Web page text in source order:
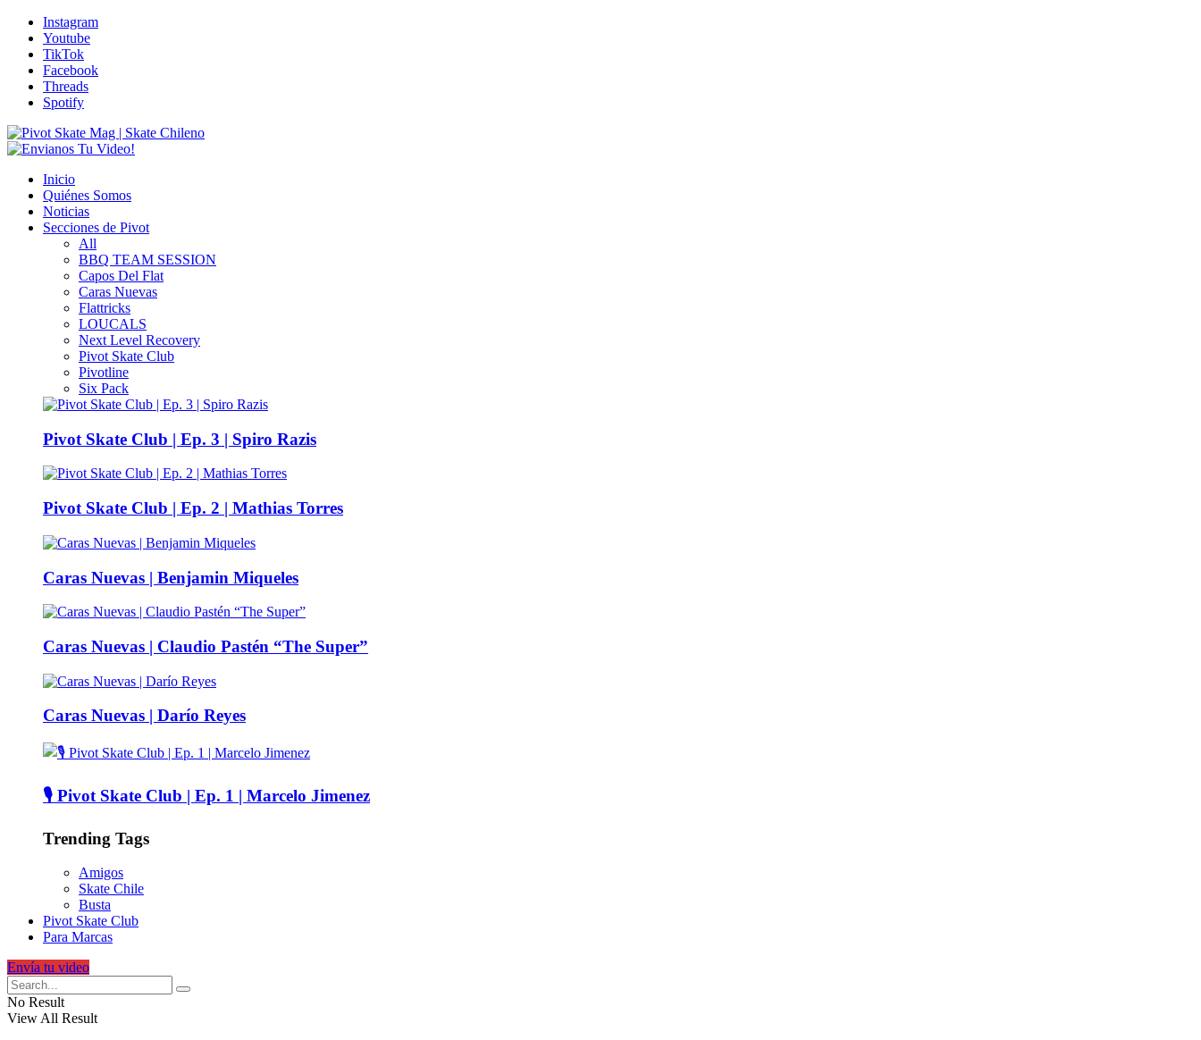
Instagram
Youtube
TikTok
Facebook
Threads
Spotify
Inicio
Quiénes Somos
Noticias
Secciones de Pivot
All
BBQ TEAM SESSION
Capos Del Flat
Caras Nuevas
Flattricks
LOUCALS
Next Level Recovery
Pivot Skate Club
Pivotline
Six Pack
Pivot Skate Club | Ep. 3 | Spiro Razis
Pivot Skate Club | Ep. 2 | Mathias Torres
Caras Nuevas | Benjamin Miqueles
Caras Nuevas | Claudio Pastén “The Super”
Caras Nuevas | Darío Reyes
🎙️ Pivot Skate Club | Ep. 1 | Marcelo Jimenez
Trending Tags
Amigos
Skate Chile
Busta
Pivot Skate Club
Para Marcas
Envía tu video
No Result
View All Result